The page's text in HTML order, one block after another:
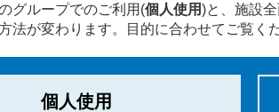
グループでのご利用(個人使用)と、施設
法が変わります。目的に合わせてご覧く
個人使用